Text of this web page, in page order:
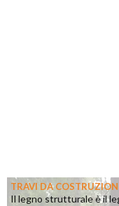
TRAVI DA
Il legno strutturale è il